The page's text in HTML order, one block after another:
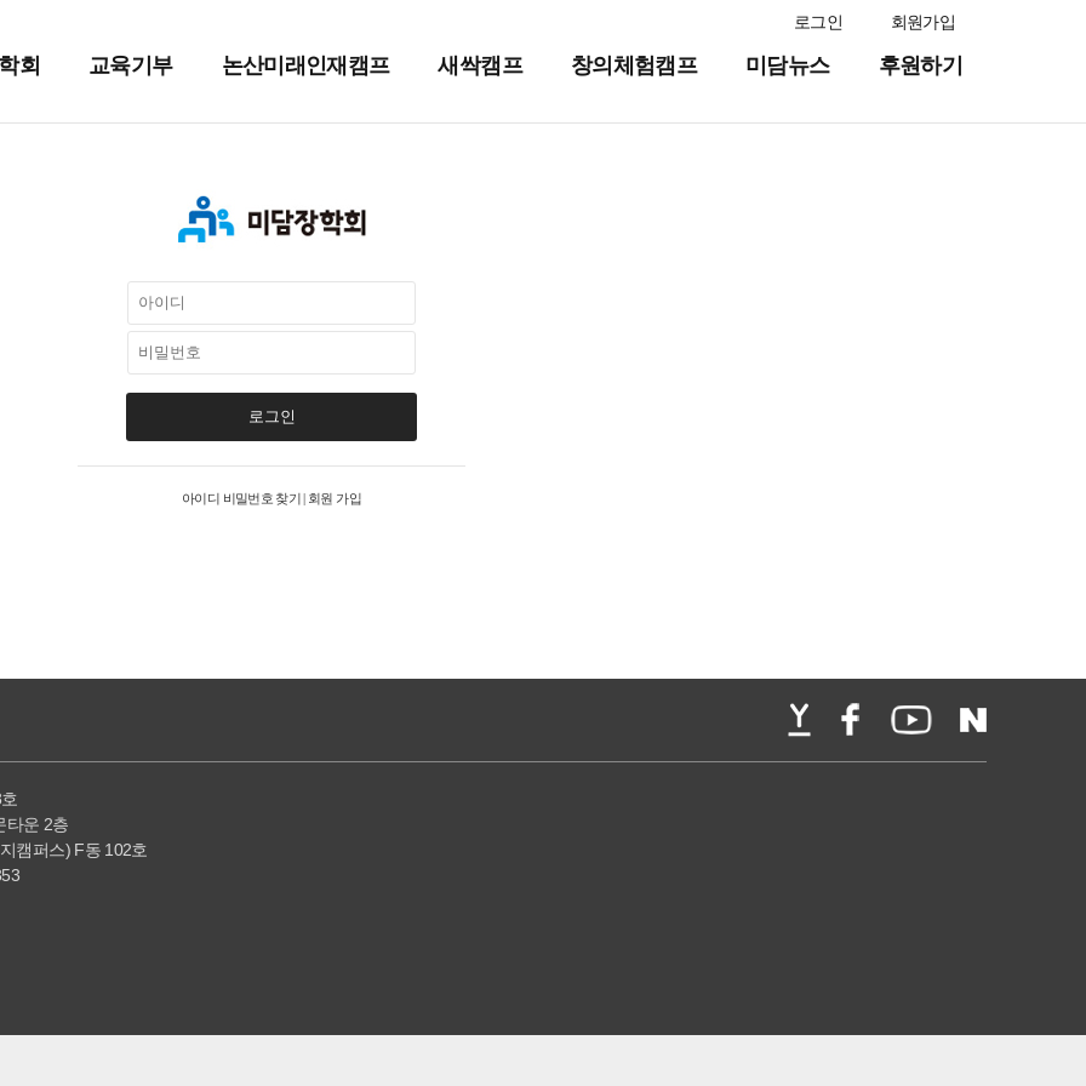
로그인 회원가입
회 교육기부 논산미래인재캠프 새싹캠프 창의체험캠프 미담뉴스 후원하기
로그인
아이디 비밀번호 찾기| 회원 가입
타운 2층
캠퍼스) F동 102호